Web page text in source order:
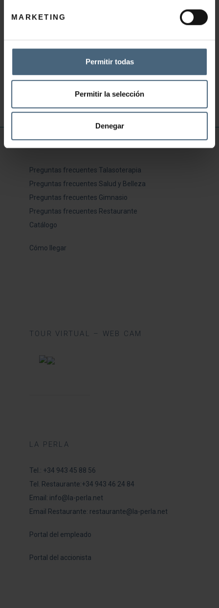
MARKETING
Permitir todas
Permitir la selección
Denegar
Preguntas frecuentes Talasoterapia
Preguntas frecuentes Salud y Belleza
Preguntas frecuentes Gimnasio
Preguntas frecuentes Restaurante
Catálogo
Cómo llegar
TOUR VIRTUAL – WEB CAM
LA PERLA
Tel.: +34 943 45 88 56
Tel. Restaurante:+34 943 46 24 84
Email: info@la-perla.net
Email Restaurante: restaurante@la-perla.net
Portal del empleado
Portal del accionista